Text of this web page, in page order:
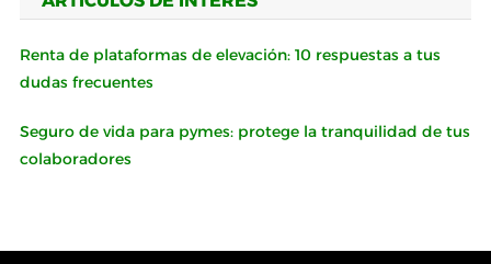
Renta de plataformas de elevación: 10 respuestas a tus
dudas frecuentes
Seguro de vida para pymes: protege la tranquilidad de tus
colaboradores